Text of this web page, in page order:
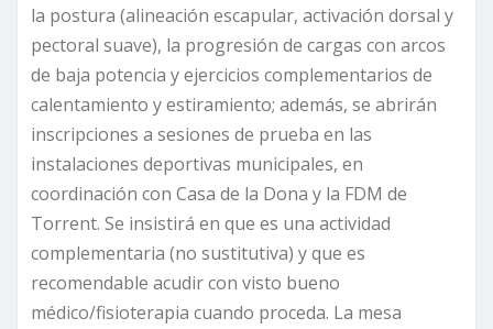
la postura (alineación escapular, activación dorsal y
pectoral suave), la progresión de cargas con arcos
de baja potencia y ejercicios complementarios de
calentamiento y estiramiento; además, se abrirán
inscripciones a sesiones de prueba en las
instalaciones deportivas municipales, en
coordinación con Casa de la Dona y la FDM de
Torrent. Se insistirá en que es una actividad
complementaria (no sustitutiva) y que es
recomendable acudir con visto bueno
médico/fisioterapia cuando proceda. La mesa